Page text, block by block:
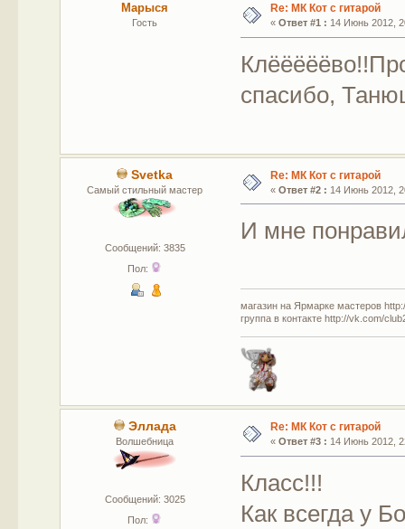
Марыся
Гость
Re: МК Кот с гитарой
« Ответ #1 : 14 Июнь 2012,
спасибо,
Svetka
Самый стильный мастер
Сообщений: 3835
Пол:
Re: МК Кот с гитарой
« Ответ #2 : 14 Июнь 2012,
И мне
магазин на Ярмарке мастеров
группа в контакте http://vk.com/
Эллада
Волшебница
Сообщений: 3025
Пол:
Re: МК Кот с гитарой
« Ответ #3 : 14 Июнь 2012,
Класс!!!
Как всегда у